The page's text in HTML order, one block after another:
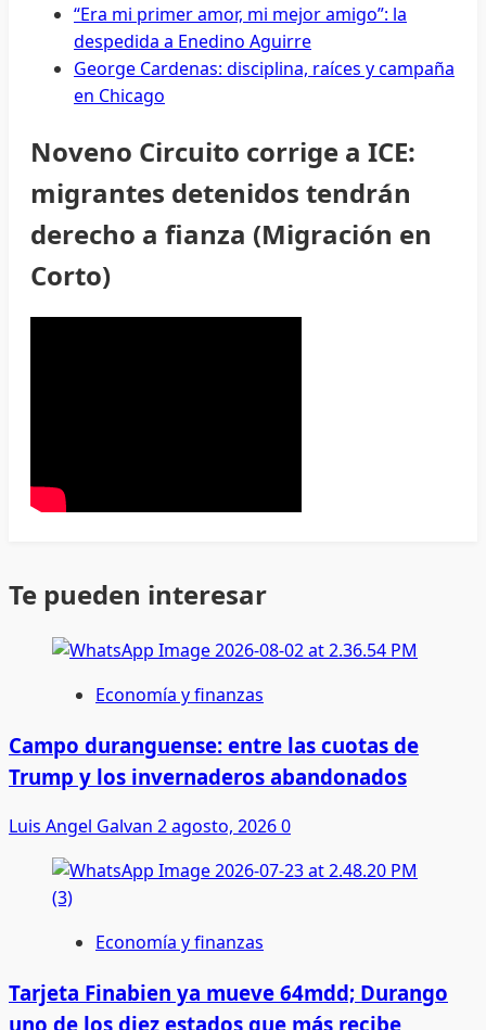
“Era mi primer amor, mi mejor amigo”: la
despedida a Enedino Aguirre
George Cardenas: disciplina, raíces y campaña
en Chicago
Noveno Circuito corrige a ICE:
migrantes detenidos tendrán
derecho a fianza (Migración en
Corto)
Te pueden interesar
Economía y finanzas
Campo duranguense: entre las cuotas de
Trump y los invernaderos abandonados
Luis Angel Galvan 2 agosto, 20260
Economía y finanzas
Tarjeta Finabien ya mueve 64mdd; Durango
uno de los diez estados que más recibe